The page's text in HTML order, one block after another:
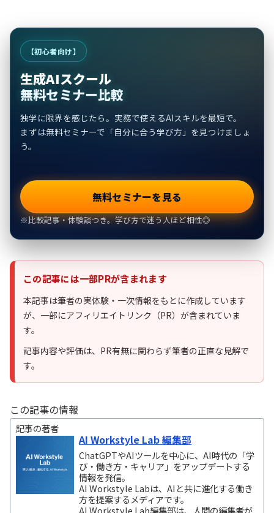
【初心者向け】
生成AIスクール
無料セミナー比較
独学に限界を感じたら。実務で使えるAIスキルを最短で。
まずは無料セミナーで「自分に合う学び方」を見つけましょ
う。
無料セミナーを見る
※比較記事・体験談つき。学び方で迷う人ほど相性◎
この記事には一部PRが含まれます
本記事は筆者の実体験・一次情報をもとに作成しています
が、一部にアフィリエイトリンク（PR）が含まれていま
す。
記事内容や評価は、PR有無に関わらず筆者の正直な見解で
す。
この記事の情報
記事の著者
AI Workstyle Lab 編集部
ChatGPTやAIツールを中心に、AI時代の「学
び・働き方・キャリア」をアップデートする
情報を発信。
AI Workstyle Labは、AIと共に進化する働き
方を提案するメディアです。
AI Workstyle Lab編集部は、人間の編集者が